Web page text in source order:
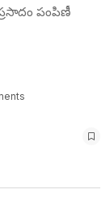
పంపిణీ